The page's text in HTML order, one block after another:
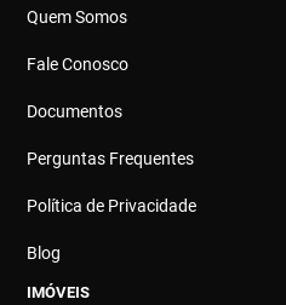
Quem Somos
Fale Conosco
Documentos
Perguntas Frequentes
Política de Privacidade
Blog
IMÓVEIS